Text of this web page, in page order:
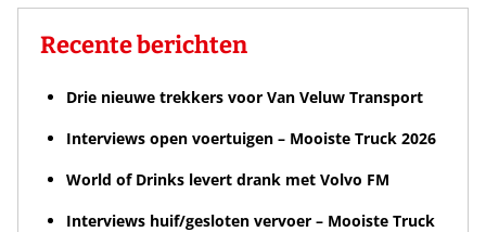
Recente berichten
Drie nieuwe trekkers voor Van Veluw Transport
Interviews open voertuigen – Mooiste Truck 2026
World of Drinks levert drank met Volvo FM
Interviews huif/gesloten vervoer – Mooiste Truck